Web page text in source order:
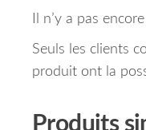
Il n’y a pas
Seuls les clients
produit ont la
Produits